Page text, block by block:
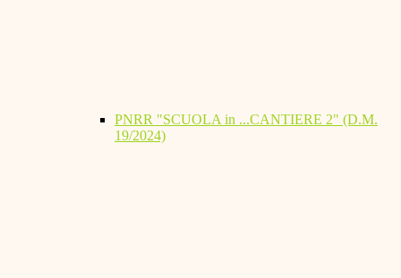
PNRR "SCUOLA in ...CANTIERE 2" (D.M.
19/2024)